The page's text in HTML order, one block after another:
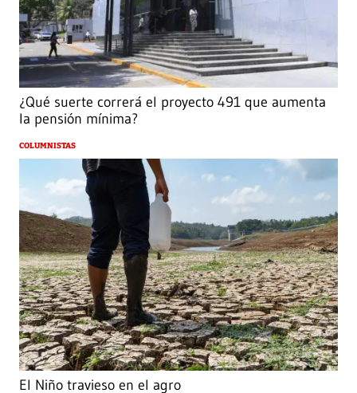
¿Qué suerte correrá el proyecto 491 que aumenta
la pensión mínima?
COLUMNISTAS
El Niño travieso en el agro